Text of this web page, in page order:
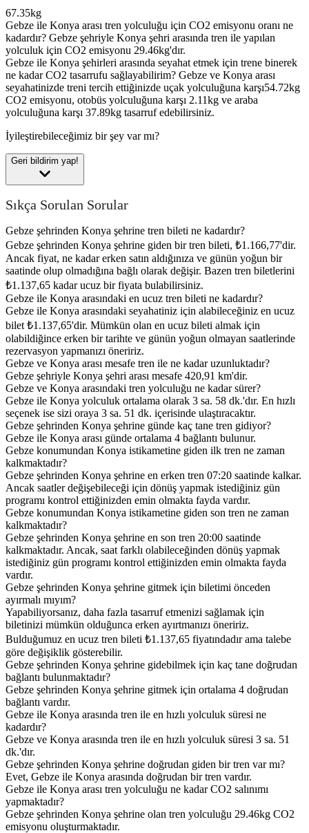
67.35kg
Gebze ile Konya arası tren yolculuğu için CO2 emisyonu oranı ne
kadardır? Gebze şehriyle Konya şehri arasında tren ile yapılan
yolculuk için CO2 emisyonu 29.46kg'dır.
Gebze ile Konya şehirleri arasında seyahat etmek için trene binerek
ne kadar CO2 tasarrufu sağlayabilirim? Gebze ve Konya arası
seyahatinizde treni tercih ettiğinizde uçak yolculuğuna karşı54.72kg
CO2 emisyonu, otobüs yolculuğuna karşı 2.11kg ve araba
yolculuğuna karşı 37.89kg tasarruf edebilirsiniz.
İyileştirebileceğimiz bir şey var mı?
Geri bildirim yap!
Sıkça Sorulan Sorular
Gebze şehrinden Konya şehrine tren bileti ne kadardır?
Gebze şehrinden Konya şehrine giden bir tren bileti, ₺1.166,77'dir.
Ancak fiyat, ne kadar erken satın aldığınıza ve günün yoğun bir
saatinde olup olmadığına bağlı olarak değişir. Bazen tren biletlerini
₺1.137,65 kadar ucuz bir fiyata bulabilirsiniz.
Gebze ile Konya arasındaki en ucuz tren bileti ne kadardır?
Gebze ile Konya arasındaki seyahatiniz için alabileceğiniz en ucuz
bilet ₺1.137,65'dir. Mümkün olan en ucuz bileti almak için
olabildiğince erken bir tarihte ve günün yoğun olmayan saatlerinde
rezervasyon yapmanızı öneririz.
Gebze ve Konya arası mesafe tren ile ne kadar uzunluktadır?
Gebze şehriyle Konya şehri arası mesafe 420,91 km'dir.
Gebze ve Konya arasındaki tren yolculuğu ne kadar sürer?
Gebze ile Konya yolculuk ortalama olarak 3 sa. 58 dk.'dır. En hızlı
seçenek ise sizi oraya 3 sa. 51 dk. içerisinde ulaştıracaktır.
Gebze şehrinden Konya şehrine günde kaç tane tren gidiyor?
Gebze ile Konya arası günde ortalama 4 bağlantı bulunur.
Gebze konumundan Konya istikametine giden ilk tren ne zaman
kalkmaktadır?
Gebze şehrinden Konya şehrine en erken tren 07:20 saatinde kalkar.
Ancak saatler değişebileceği için dönüş yapmak istediğiniz gün
programı kontrol ettiğinizden emin olmakta fayda vardır.
Gebze konumundan Konya istikametine giden son tren ne zaman
kalkmaktadır?
Gebze şehrinden Konya şehrine en son tren 20:00 saatinde
kalkmaktadır. Ancak, saat farklı olabileceğinden dönüş yapmak
istediğiniz gün programı kontrol ettiğinizden emin olmakta fayda
vardır.
Gebze şehrinden Konya şehrine gitmek için biletimi önceden
ayırmalı mıyım?
Yapabiliyorsanız, daha fazla tasarruf etmenizi sağlamak için
biletinizi mümkün olduğunca erken ayırtmanızı öneririz.
Bulduğumuz en ucuz tren bileti ₺1.137,65 fiyatındadır ama talebe
göre değişiklik gösterebilir.
Gebze şehrinden Konya şehrine gidebilmek için kaç tane doğrudan
bağlantı bulunmaktadır?
Gebze şehrinden Konya şehrine gitmek için ortalama 4 doğrudan
bağlantı vardır.
Gebze ile Konya arasında tren ile en hızlı yolculuk süresi ne
kadardır?
Gebze ve Konya arasında tren ile en hızlı yolculuk süresi 3 sa. 51
dk.'dır.
Gebze şehrinden Konya şehrine doğrudan giden bir tren var mı?
Evet, Gebze ile Konya arasında doğrudan bir tren vardır.
Gebze ile Konya arası tren yolculuğu ne kadar CO2 salınımı
yapmaktadır?
Gebze şehrinden Konya şehrine olan tren yolculuğu 29.46kg CO2
emisyonu oluşturmaktadır.